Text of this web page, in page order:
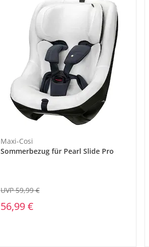
Maxi-Cosi
Sommerbezug für Pearl Slide Pro
56,99 €
UVP 59,99 €